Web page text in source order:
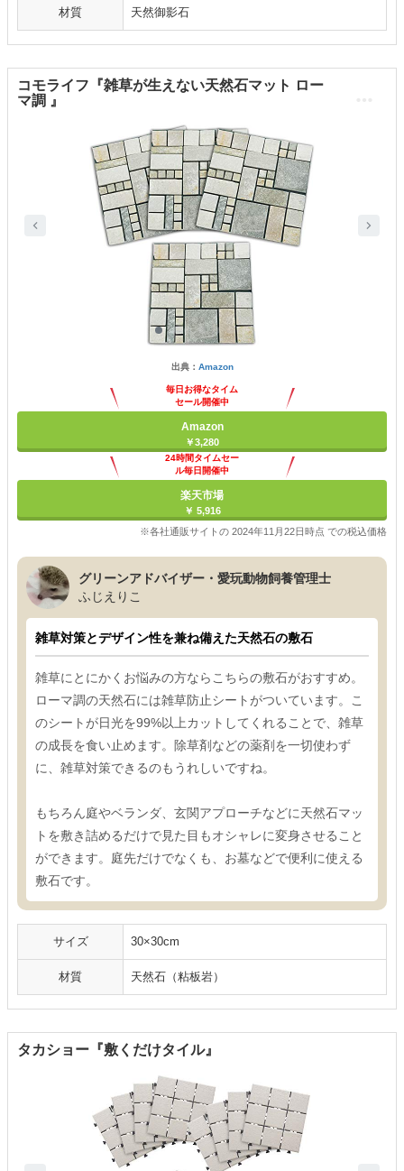
材質 天然御影石
コモライフ『雑草が生えない天然石マット ロー
マ調 』
出典： Amazon
毎日お得なタイム
セール開催中
Amazon
￥3,280
24時間タイムセー
ル毎日開催中
楽天市場
￥ 5,916
※各社通販サイトの 2024年11月22日時点 での税込価格
グリーンアドバイザー・愛玩動物飼養管理士
ふじえりこ
雑草対策とデザイン性を兼ね備えた天然石の敷石
雑草にとにかくお悩みの方ならこちらの敷石がおすすめ。
ローマ調の天然石には雑草防止シートがついています。こ
のシートが日光を99%以上カットしてくれることで、雑草
の成長を食い止めます。除草剤などの薬剤を一切使わず
に、雑草対策できるのもうれしいですね。
もちろん庭やベランダ、玄関アプローチなどに天然石マッ
トを敷き詰めるだけで見た目もオシャレに変身させること
ができます。庭先だけでなくも、お墓などで便利に使える
敷石です。
サイズ 30×30cm
材質 天然石（粘板岩）
タカショー『敷くだけタイル』